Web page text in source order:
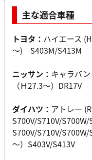
主な適合車種
トヨタ： ハイエース
～) S403M/S413M
ニッサン： キャラバ
（Ｈ27.3～）DR17V
ダイハツ： アトレー
S700V/S710V/
S700V/S710V/
～）S403V/S413V